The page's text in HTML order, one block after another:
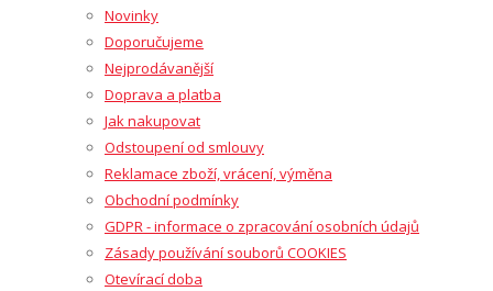
Novinky
Doporučujeme
Nejprodávanější
Doprava a platba
Jak nakupovat
Odstoupení od smlouvy
Reklamace zboží, vrácení, výměna
Obchodní podmínky
GDPR - informace o zpracování osobních údajů
Zásady používání souborů COOKIES
Otevírací doba